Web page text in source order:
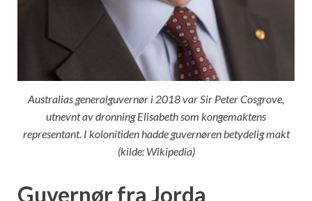
Australias generalguvernør i 2018 var Sir Peter Cosgrove,
utnevnt av dronning Elisabeth som kongemaktens
representant. I kolonitiden hadde guvernøren betydelig makt
(kilde: Wikipedia)
Guvernør fra Jorda